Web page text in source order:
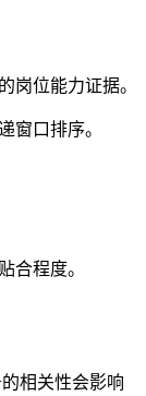
岗位能力证据。
窗口排序。
合程度。
相关性会影响